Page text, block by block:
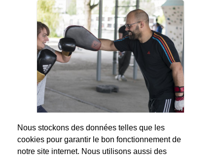
Nous stockons des données telles que les
cookies pour garantir le bon fonctionnement de
notre site internet. Nous utilisons aussi des